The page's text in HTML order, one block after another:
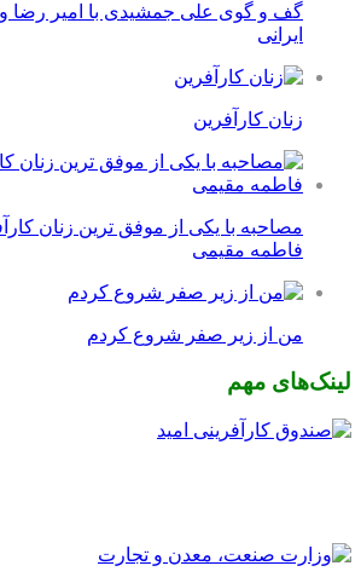
گف و گوی علی جمشیدی با امیر رضا
ایرانی
زنان کارآفرین
مصاحبه با یکی از موفق ترین زنان
فاطمه مقیمی
من از زیر صفر شروع کردم
لینک‌های مهم